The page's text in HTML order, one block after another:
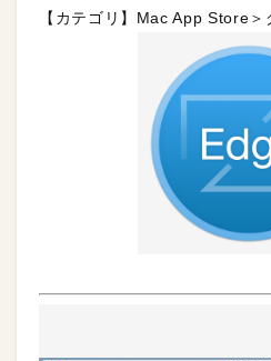
【カテゴリ】Mac App Store